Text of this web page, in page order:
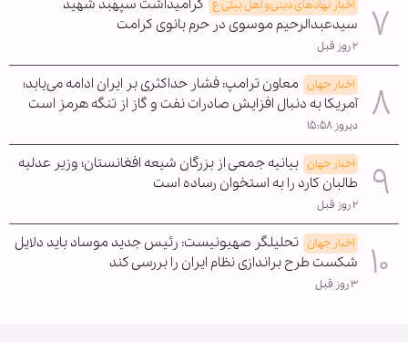
اخبار نهادهای دینی و اهل بیتی ع گرامیداشت سپهبد شهید
سیدعبدالرحیم موسوی در حرم بانوی کرامت
۲ روز قبل
اخبار جهان معاون ترامپ: فشار حداکثری بر ایران ادامه می‌یابد؛
آمریکا به دنبال افزایش صادرات نفت و گاز از تنگه هرمز است
دیروز ۱۵:۵۸
اخبار جهان بیانیه جمعی از بزرگان شیعه افغانستان؛ وزیر عدلیه
طالبان کارد را به استخوان رساده است
۲ روز قبل
اخبار جهان تحلیلگر صهیونیست: رئیس جدید موساد باید دلایل
شکست طرح براندازی نظام ایران را بررسی کند
۳ روز قبل